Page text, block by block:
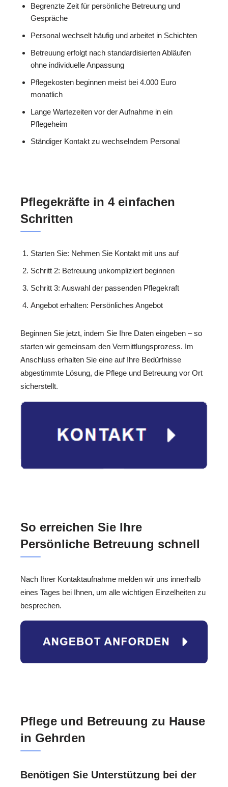
Begrenzte Zeit für persönliche Betreuung und
Gespräche
Personal wechselt häufig und arbeitet in Schichten
Betreuung erfolgt nach standardisierten Abläufen
ohne individuelle Anpassung
Pflegekosten beginnen meist bei 4.000 Euro
monatlich
Lange Wartezeiten vor der Aufnahme in ein
Pflegeheim
Ständiger Kontakt zu wechselndem Personal
Pflegekräfte in 4 einfachen
Schritten
Starten Sie: Nehmen Sie Kontakt mit uns auf
Schritt 2: Betreuung unkompliziert beginnen
Schritt 3: Auswahl der passenden Pflegekraft
Angebot erhalten: Persönliches Angebot
Beginnen Sie jetzt, indem Sie Ihre Daten eingeben – so
starten wir gemeinsam den Vermittlungsprozess. Im
Anschluss erhalten Sie eine auf Ihre Bedürfnisse
abgestimmte Lösung, die Pflege und Betreuung vor Ort
sicherstellt.
So erreichen Sie Ihre
Persönliche Betreuung schnell
Nach Ihrer Kontaktaufnahme melden wir uns innerhalb
eines Tages bei Ihnen, um alle wichtigen Einzelheiten zu
besprechen.
Pflege und Betreuung zu Hause
in Gehrden
Benötigen Sie Unterstützung bei der